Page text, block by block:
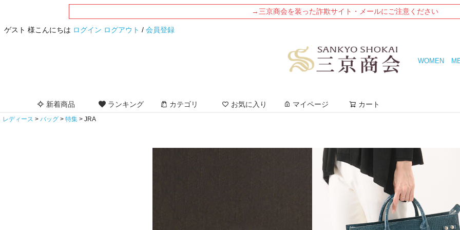
→三京商会を装った詐欺サイト・メールにご注意ください
ゲスト 様こんにちは ログイン ログアウト / 会員登録
WOMEN
新着商品 ランキング カテゴリ お気に入り マイページ カート
レディース バッグ 特集 JRA